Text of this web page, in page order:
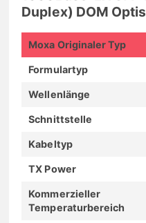
Duplex) DOM
Moxa Originaler Typ
Formulartyp
Wellenlänge
Schnittstelle
Kabeltyp
TX Power
Kommerzieller
Temperaturbereich